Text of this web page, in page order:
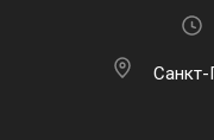
Санкт-